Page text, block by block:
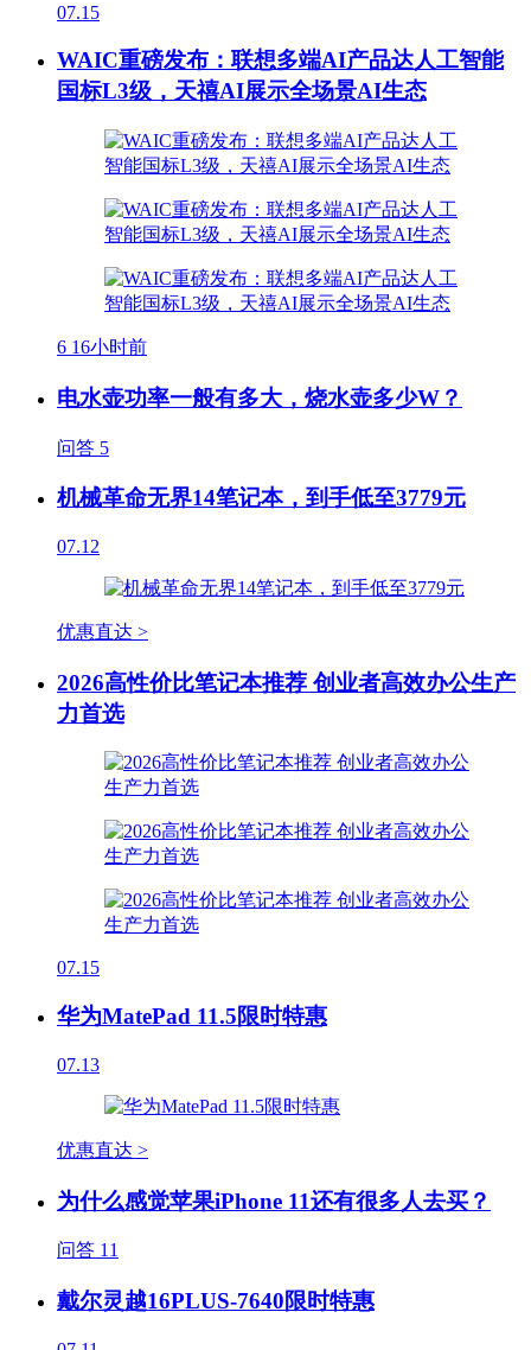
07.15
WAIC重磅发布：联想多端AI产品达人工智能
国标L3级，天禧AI展示全场景AI生态
6 16小时前
电水壶功率一般有多大，烧水壶多少W？
问答 5
机械革命无界14笔记本，到手低至3779元
07.12
优惠直达 >
2026高性价比笔记本推荐 创业者高效办公生产
力首选
07.15
华为MatePad 11.5限时特惠
07.13
优惠直达 >
为什么感觉苹果iPhone 11还有很多人去买？
问答 11
戴尔灵越16PLUS-7640限时特惠